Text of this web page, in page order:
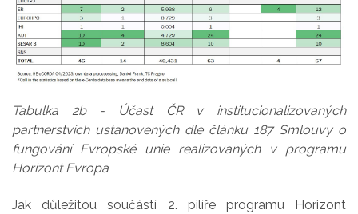
Tabulka 2b - Účast ČR v institucionalizovaných
partnerstvích ustanovených dle článku 187 Smlouvy o
fungování Evropské unie realizovaných v programu
Horizont Evropa
Jak důležitou součástí 2. pilíře programu Horizont